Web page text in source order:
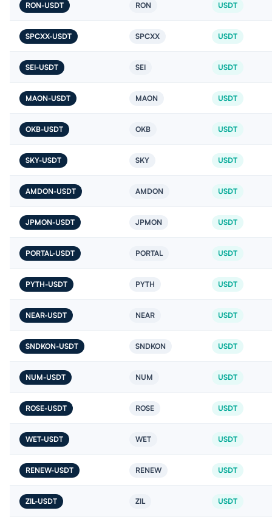
RON-USDT RON USDT
SPCXX-USDT SPCXX USDT
SEI-USDT SEI USDT
MAON-USDT MAON USDT
OKB-USDT OKB USDT
SKY-USDT SKY USDT
AMDON-USDT AMDON USDT
JPMON-USDT JPMON USDT
PORTAL-USDT PORTAL USDT
PYTH-USDT PYTH USDT
NEAR-USDT NEAR USDT
SNDKON-USDT SNDKON USDT
NUM-USDT NUM USDT
ROSE-USDT ROSE USDT
WET-USDT WET USDT
RENEW-USDT RENEW USDT
ZIL-USDT ZIL USDT